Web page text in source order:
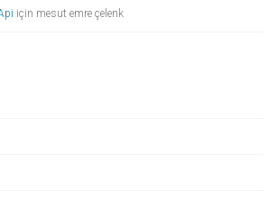
için mesut emre çelenk